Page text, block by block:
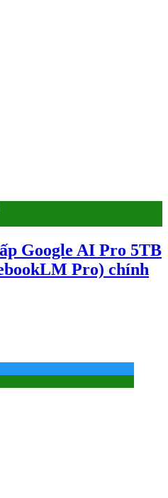
Google AI Pro 5TB
Pro) chính